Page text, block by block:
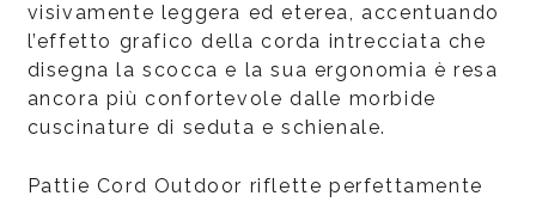
visivamente leggera ed eterea, accentuando
l’effetto grafico della corda intrecciata che
disegna la scocca e la sua ergonomia è resa
ancora più confortevole dalle morbide
cuscinature di seduta e schienale.
Pattie Cord Outdoor riflette perfettamente